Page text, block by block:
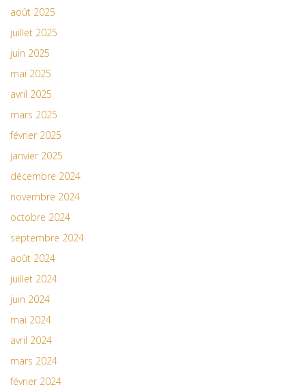
août 2025
juillet 2025
juin 2025
mai 2025
avril 2025
mars 2025
février 2025
janvier 2025
décembre 2024
novembre 2024
octobre 2024
septembre 2024
août 2024
juillet 2024
juin 2024
mai 2024
avril 2024
mars 2024
février 2024